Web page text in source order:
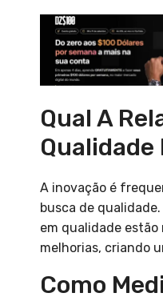
Qual A
Qualidade
A inovação é
busca de
em qualidade estão
melhorias, criando
Como